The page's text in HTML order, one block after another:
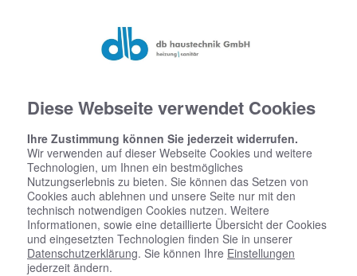
Diese Webseite verwendet Cookies
Ihre Zustimmung können Sie jederzeit widerrufen.
Wir verwenden auf dieser Webseite Cookies und weitere
Technologien, um Ihnen ein bestmögliches
Nutzungserlebnis zu bieten. Sie können das Setzen von
Cookies auch ablehnen und unsere Seite nur mit den
technisch notwendigen Cookies nutzen. Weitere
Informationen, sowie eine detaillierte Übersicht der Cookies
und eingesetzten Technologien finden Sie in unserer
Datenschutzerklärung. Sie können Ihre Einstellungen
jederzeit ändern.